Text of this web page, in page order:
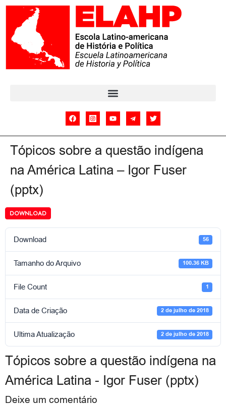
Tópicos sobre a questão indígena
na América Latina – Igor Fuser
(pptx)
DOWNLOAD
Download 56
Tamanho do Arquivo 100.36 KB
File Count 1
Data de Criação 2 de julho de 2018
Ultima Atualização 2 de julho de 2018
Tópicos sobre a questão indígena na
América Latina - Igor Fuser (pptx)
Deixe um comentário